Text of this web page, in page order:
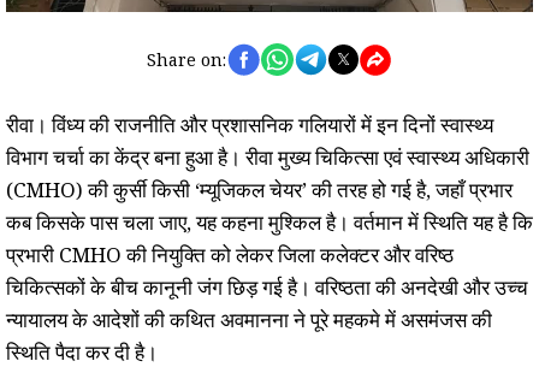
Share on:
रीवा। विंध्य की राजनीति और प्रशासनिक गलियारों में इन दिनों स्वास्थ्य
विभाग चर्चा का केंद्र बना हुआ है। रीवा मुख्य चिकित्सा एवं स्वास्थ्य अधिकारी
(CMHO) की कुर्सी किसी ‘म्यूजिकल चेयर’ की तरह हो गई है, जहाँ प्रभार
कब किसके पास चला जाए, यह कहना मुश्किल है। वर्तमान में स्थिति यह है कि
प्रभारी CMHO की नियुक्ति को लेकर जिला कलेक्टर और वरिष्ठ
चिकित्सकों के बीच कानूनी जंग छिड़ गई है। वरिष्ठता की अनदेखी और उच्च
न्यायालय के आदेशों की कथित अवमानना ने पूरे महकमे में असमंजस की
स्थिति पैदा कर दी है।